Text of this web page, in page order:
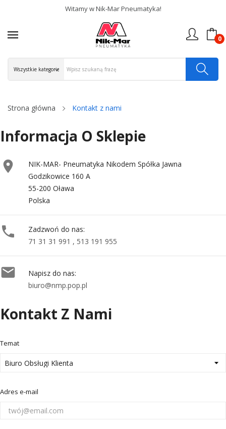
Witamy w Nik-Mar Pneumatyka!
0
Strona główna Kontakt z nami
Informacja O Sklepie

NIK-MAR- Pneumatyka Nikodem Spółka Jawna
Godzikowice 160 A
55-200 Oława
Polska

Zadzwoń do nas:
71 31 31 991 , 513 191 955

Napisz do nas:
biuro@nmp.pop.pl
Kontakt Z Nami
Temat
Adres e-mail